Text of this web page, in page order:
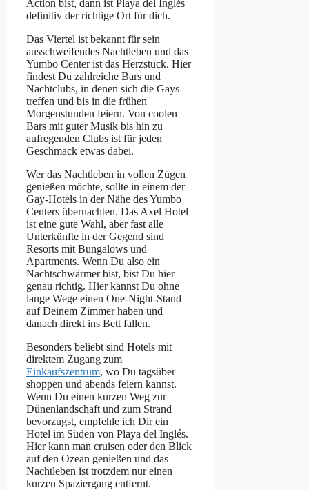
Action bist, dann ist Playa del Inglés
definitiv der richtige Ort für dich.
Das Viertel ist bekannt für sein
ausschweifendes Nachtleben und das
Yumbo Center ist das Herzstück. Hier
findest Du zahlreiche Bars und
Nachtclubs, in denen sich die Gays
treffen und bis in die frühen
Morgenstunden feiern. Von coolen
Bars mit guter Musik bis hin zu
aufregenden Clubs ist für jeden
Geschmack etwas dabei.
Wer das Nachtleben in vollen Zügen
genießen möchte, sollte in einem der
Gay-Hotels in der Nähe des Yumbo
Centers übernachten. Das Axel Hotel
ist eine gute Wahl, aber fast alle
Unterkünfte in der Gegend sind
Resorts mit Bungalows und
Apartments. Wenn Du also ein
Nachtschwärmer bist, bist Du hier
genau richtig. Hier kannst Du ohne
lange Wege einen One-Night-Stand
auf Deinem Zimmer haben und
danach direkt ins Bett fallen.
Besonders beliebt sind Hotels mit
direktem Zugang zum
Einkaufszentrum, wo Du tagsüber
shoppen und abends feiern kannst.
Wenn Du einen kurzen Weg zur
Dünenlandschaft und zum Strand
bevorzugst, empfehle ich Dir ein
Hotel im Süden von Playa del Inglés.
Hier kann man cruisen oder den Blick
auf den Ozean genießen und das
Nachtleben ist trotzdem nur einen
kurzen Spaziergang entfernt.